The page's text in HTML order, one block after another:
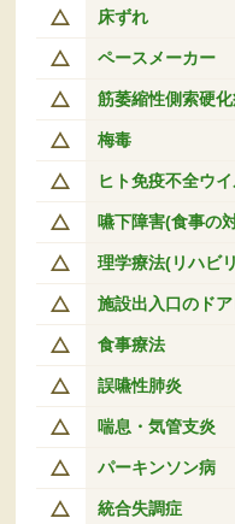
床ずれ
ペースメーカー
筋萎縮性側索硬
梅毒
ヒト免疫不全ウ
嚥下障害(食事の
理学療法(リハビ
施設出入口のドア
食事療法
誤嚥性肺炎
喘息・気管支炎
パーキンソン病
統合失調症